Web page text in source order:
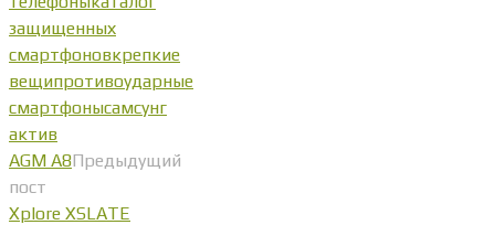
защищенных
смартфоновкрепкие
вещипротивоударные
смартфонысамсунг
актив
AGM A8Предыдущий
пост
Xplore XSLATE